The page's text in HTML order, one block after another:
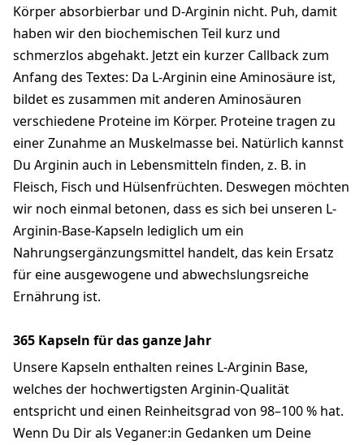
Körper absorbierbar und D-Arginin nicht. Puh, damit
haben wir den biochemischen Teil kurz und
schmerzlos abgehakt. Jetzt ein kurzer Callback zum
Anfang des Textes: Da L-Arginin eine Aminosäure ist,
bildet es zusammen mit anderen Aminosäuren
verschiedene Proteine im Körper. Proteine tragen zu
einer Zunahme an Muskelmasse bei. Natürlich kannst
Du Arginin auch in Lebensmitteln finden, z. B. in
Fleisch, Fisch und Hülsenfrüchten. Deswegen möchten
wir noch einmal betonen, dass es sich bei unseren L-
Arginin-Base-Kapseln lediglich um ein
Nahrungsergänzungsmittel handelt, das kein Ersatz
für eine ausgewogene und abwechslungsreiche
Ernährung ist.
365 Kapseln für das ganze Jahr
Unsere Kapseln enthalten reines L-Arginin Base,
welches der hochwertigsten Arginin-Qualität
entspricht und einen Reinheitsgrad von 98–100 % hat.
Wenn Du Dir als Veganer:in Gedanken um Deine